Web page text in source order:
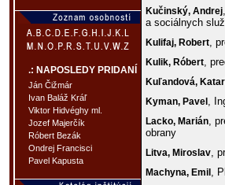
.: NAPOSLEDY PRIDANÍ
Ján Čižmár
Ivan Baláž Kráľ
Viktor Hidvéghy ml.
Jozef Majerčík
Róbert Bezák
Ondrej Francisci
Pavel Kapusta
Kučinský, Andrej
a sociálnych
Kulifaj, Robert,
Kulik, Róbert,
Kuľandová,
Kyman, Pavel ,
Lacko, Marián,
obrany
Litva, Miroslav,
Machyna, Emil ,